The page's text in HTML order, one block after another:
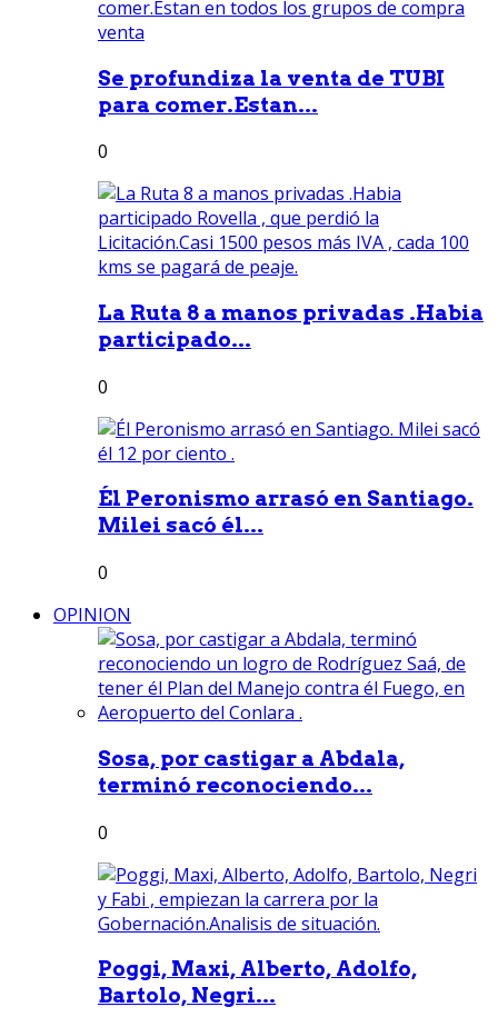
Se profundiza la venta de TUBI
para comer.Estan...
0
La Ruta 8 a manos privadas .Habia
participado...
0
Él Peronismo arrasó en Santiago.
Milei sacó él...
0
OPINION
Sosa, por castigar a Abdala,
terminó reconociendo...
0
Poggi, Maxi, Alberto, Adolfo,
Bartolo, Negri...